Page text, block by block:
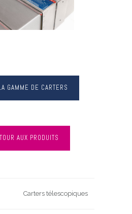
GAMME DE CARTERS
AUX PRODUITS
Carters télescopiques